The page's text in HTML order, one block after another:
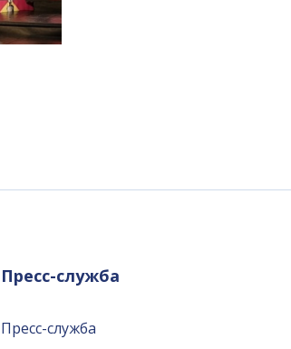
Пресс-служба
Пресс-служба